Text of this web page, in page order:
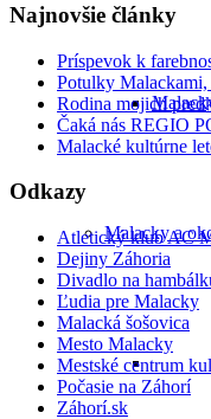
Malacky a
Najnovšie články
Príspevok k
Potulky Malackami,
Rodina mojich
Čaká nás REGIO
Malacké kultúrne
Odkazy
Atletický klub AC
Dejiny Záhoria
Divadlo na
Ľudia pre Malacky
Malacká šošovica
Mesto Malacky
Mestské centrum
Počasie na Záhorí
Záhorí.sk